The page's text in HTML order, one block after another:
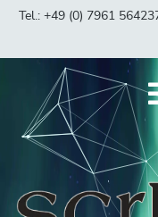
Tel.: +49 (0) 7961